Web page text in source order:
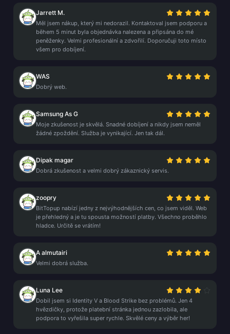
Jarrett M.
Měl jsem nákup, který mi nedorazil. Kontaktoval jsem podporu a
během 5 minut byla objednávka nalezena a připsána do mé
peněženky. Velmi profesionální a zdvořilí. Doporučuji toto místo
všem pro dobíjení.
WAS
Dobrý web.
Samsung As G
Moje zkušenost je skvělá. Snadné dobíjení a nikdy jsem neměl
žádné zpoždění. Služba je vynikající. Jen tak dál.
Dipak magar
Dobrá zkušenost a velmi dobrý zákaznický servis.
zoopry
BitTopup nabízí jedny z nejvýhodnějších cen, co jsem viděl. Web
je přehledný a je tu spousta možností platby. Všechno proběhlo
hladce. Určitě se vrátím!
A almutairi
Velmi dobrá služba.
Luna Lee
Dobil jsem si Identity V a Blood Strike bez problémů. Jen 4
hvězdičky, protože platební stránka jednou zazlobila, ale
podpora to vyřešila super rychle. Skvělé ceny a výběr her!